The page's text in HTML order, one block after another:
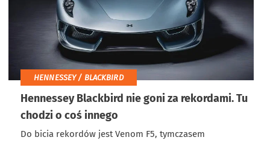
HENNESSEY / BLACKBIRD
Hennessey Blackbird nie goni za rekordami. Tu
chodzi o coś innego
Do bicia rekordów jest Venom F5, tymczasem